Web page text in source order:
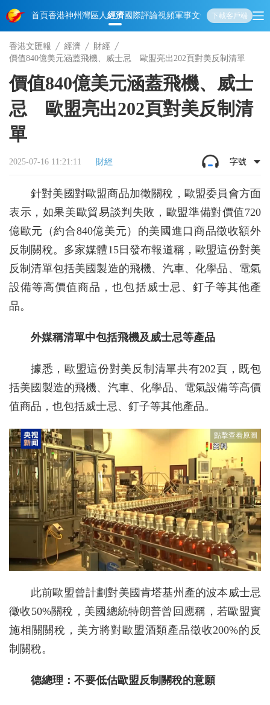
首頁香港神州 灣區人經濟國際評論視頻軍事文化 娛樂生活教育體
下載客戶端
香港文匯報 經濟
財經
價值840億美元涵蓋飛機、威士忌 歐盟亮出202頁對美反制清單
價值840億美元涵蓋飛機、威士
忌 歐盟亮出202頁對美反制清
單
2025-07-16 11:21:11 財經 字號
針對美國對歐盟商品加徵關稅，歐盟委員會方面
表示，如果美歐貿易談判失敗，歐盟準備對價值720
億歐元（約合840億美元）的美國進口商品徵收額外
反制關稅。多家媒體15日發布報道稱，歐盟這份對美
反制清單包括美國製造的飛機、汽車、化學品、電氣
設備等高價值商品，也包括威士忌、釘子等其他產
品。
外媒稱清單中包括飛機及威士忌等產品
據悉，歐盟這份對美反制清單共有202頁，既包
括美國製造的飛機、汽車、化學品、電氣設備等高價
值商品，也包括威士忌、釘子等其他產品。
此前歐盟曾計劃對美國肯塔基州產的波本威士忌
徵收50%關稅，美國總統特朗普曾回應稱，若歐盟實
施相關關稅，美方將對歐盟酒類產品徵收200%的反
制關稅。
德總理：不要低估歐盟反制關稅的意願